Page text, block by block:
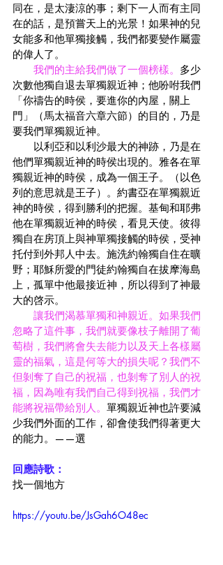
同在，是太淒涼的事；剩下一人而有主同
在的話，是預嘗天上的光景！如果神的兒
女能多和他單獨接觸，我們都要變作屬靈
的偉人了。
我們的主給我們做了一個榜樣。 多少
次數他獨自退去單獨親近神；他吩咐我們
「你禱告的時侯，要進你的內屋，關上
門」（馬太福音六章六節）的目的，乃是
要我們單獨親近神。
以利亞和以利沙最大的神跡，乃是在
他們單獨親近神的時侯出現的。雅各在單
獨親近神的時侯，成為一個王子。（以色
列的意思就是王子）。約書亞在單獨親近
神的時侯，得到勝利的把握。基甸和耶弗
他在單獨親近神的時侯，看見天使。彼得
獨自在房頂上與神單獨接觸的時侯，受神
托付到外邦人中去。施洗約翰獨自住在曠
野；耶穌所愛的門徒約翰獨自在拔摩海島
上，孤單中他最接近神，所以得到了神最
大的啓示。
讓我們渴慕單獨和神親近。如果我們
忽略了這件事，我們就要像枝子離開了葡
萄樹，我們將會失去能力以及天上各樣屬
靈的福氣，這是何等大的損失呢？我們不
但剝奪了自己的祝福，也剝奪了別人的祝
福，因為唯有我們自己得到祝福，我們才
能將祝福帶給別人。 單獨親近神也許要減
少我們外面的工作，卻會使我們得著更大
的能力。——選
回應詩歌：
找一個地方
https://youtu.be/JsGah6O48ec